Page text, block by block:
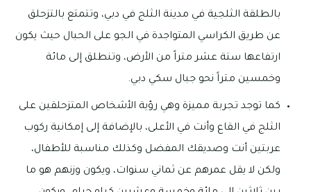
بالطلقة الثلجية في مدينة الثلج في دبي، وتتمتع بالتزحلق
عن طريق الكراسي المتواجدة في الجو على الحبال حيث يكون
ارتفاعها ستة عشر متراً من الأرض، وتنطلق إلى مائة
وخمسين متراً نحو جبال سكي دبي.
كما توجد تجربة مميزة وهي رؤية الأشخاص المتزحلقين على
الثلج في القاع وأنت في الأعلى، بالإضافة إلى إمكانية ركوب
عربتين أنت وصديقك المفضل وكذلك مناسبة للأطفال،
ولكن لا يقل عمرهم عن ثماني سنوات، ويكون وزنهم هو ما